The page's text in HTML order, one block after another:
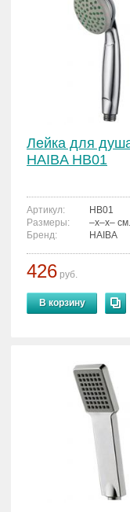
Лейка для
HAIBA HB01
Артикул:
HB01
Размеры:
–x–x– см.
Бренд:
HAIBA
426 руб.
В корзину